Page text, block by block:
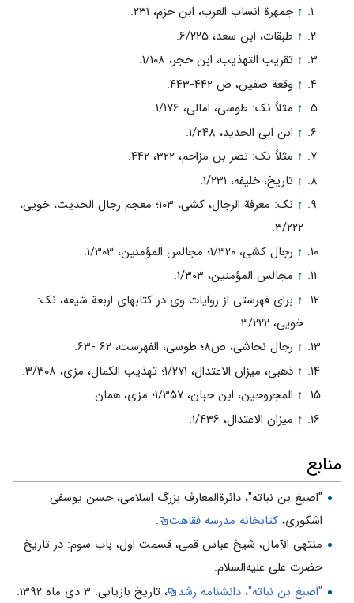
↑ جمهرة انساب‌ العرب‌، ابن‌ حزم‌، ۲۳۱.
↑ طبقات، ابن‌ سعد، ۶/۲۲۵.
↑ تقریب‌ التهذیب‌، ابن‌ حجر، ۱/۱۰۸.
↑ وقعة صفین‌، ص‌ ۴۴۲-۴۴۳.
↑ مثلاً نک: طوسى‌، امالى‌، ۱/۱۷۶.
↑ ابن‌ ابى‌ الحدید، ۱/۲۴۸.
↑ مثلاً نک: نصر بن‌ مزاحم‌، ۳۲۲، ۴۴۲.
↑ تاریخ، خلیفه‌، ۱/۲۳۱.
↑
نک: معرفة الرجال‌، کشى‌، ۱۰۳؛ معجم‌ رجال‌ الحدیث‌، خویى‌،
۳/۲۲۲.
↑ رجال کشى، ۱/۳۲۰؛ مجالس المؤمنین، ۱/۳۰۳.
↑ مجالس المؤمنین، ۱/۳۰۳.
↑ برای‌ فهرستى‌ از روایات‌ وی‌ در کتابهای‌ اربعة شیعه‌، نک:
خویى‌، ۳/۲۲۲.
↑ رجال نجاشى‌، ص۸؛ طوسى‌، الفهرست‌، ۶۲ -۶۳.
↑ ذهبى‌، میزان‌ الاعتدال، ۱/۲۷۱؛ تهذیب‌ الکمال‌، مزی‌، ۳/۳۰۸.
↑ المجروحین‌، ابن‌ حبان‌، ۱/۳۵۷؛ مزی‌، همان.
↑ میزان الاعتدال، ۱/۴۳۶.
منابع
"اصبغ بن نباته"، دائرةالمعارف بزرگ اسلامی، حسن‌ يوسفى‌
اشكوری، کتابخانه مدرسه فقاهت .
منتهی الآمال، شیخ عباس قمی، قسمت اول، باب سوم: در تاريخ
حضرت علی عليه‌السلام.
"اصبغ بن نباته"، دانشنامه رشد ، تاریخ بازیابی: ۳ دی ماه ۱۳۹۲.